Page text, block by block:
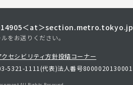
＜at＞section.metro.tokyo.jp
をお送りください。
クセシビリティ方針投稿コーナー
5321-1111(代表)法人番号8000020130001